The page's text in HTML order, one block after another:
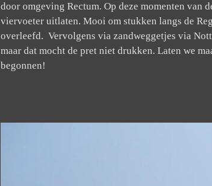
door omgeving Rectum. Op deze momenten van
viervoeter uitlaten. Mooi om stukken langs de
overleefd. Vervolgens via zandweggetjes via
maar dat mocht de pret niet drukken. Laten we
begonnen!